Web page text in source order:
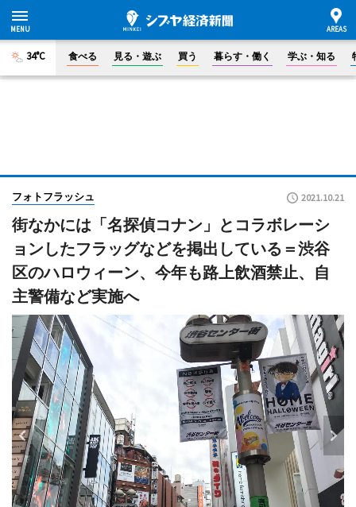
34°C 食べる 見る・遊ぶ 買う 暮らす・働く 学ぶ・知る
フォトフラッシュ 2021.10.21
街なかには「名探偵コナン」とコラボレーシ
ョンしたフラッグなどを掲出している＝渋谷
区のハロウィーン、今年も路上飲酒禁止、自
主警備など実施へ